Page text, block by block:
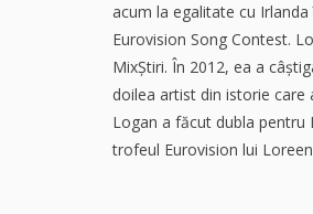
acum la egalitate cu
Eurovision Song Contest.
MixȘtiri. În 2012, ea a
doilea artist din istorie care
Logan a făcut dubla pentru
trofeul Eurovision lui